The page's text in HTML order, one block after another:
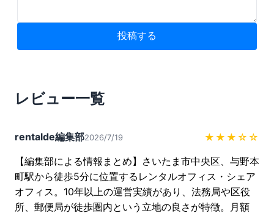
投稿する
レビュー一覧
rentalde編集部2026/7/19 ★★★ ☆☆
【編集部による情報まとめ】さいたま市中央区、与野本
町駅から徒歩5分に位置するレンタルオフィス・シェア
オフィス。10年以上の運営実績があり、法務局や区役
所、郵便局が徒歩圏内という立地の良さが特徴。月額